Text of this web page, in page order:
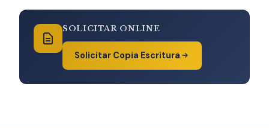
SOLICITAR ONLINE
Solicitar Copia Escritura